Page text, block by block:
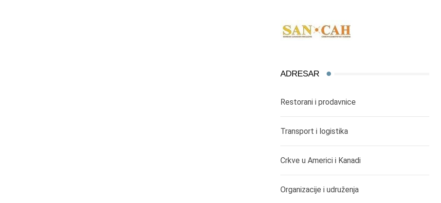
ADRESAR
Restorani i prodavnice
Transport i logistika
Crkve u Americi i Kanadi
Organizacije i udruženja